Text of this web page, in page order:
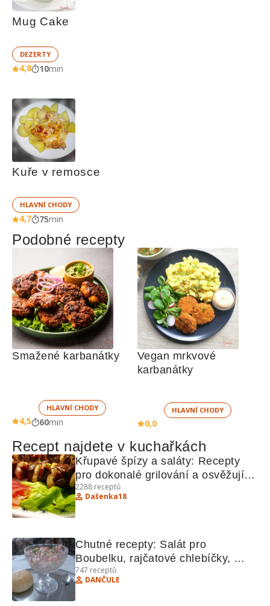
Mug Cake
DEZERTY
4,8 10min
Kuře v remosce
HLAVNÍ CHODY
4,7 75min
Podobné recepty
Smažené karbanátky
HLAVNÍ CHODY
4,5 60min
Vegan mrkvové
HLAVNÍ CHODY
0,0
Recept najdete v kuchařkách
Křupavé špízy a saláty: Recepty
pro dokonalé grilování a osvěžující
saláty
2288 receptů
Dašenka18
Chutné recepty: Salát pro
Boubelku, rajčatové chlebíčky,
perníčky, chlebový dort, Eskymo
řezy.
747 receptů
DANČULE